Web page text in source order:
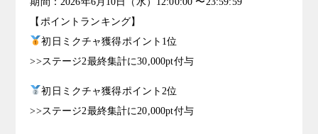
【ポイントランキング】
初日ミクチャ獲得ポイント1位
>>ステージ2最終集計に30,000pt付与
初日ミクチャ獲得ポイント2位
>>ステージ2最終集計に20,000pt付与